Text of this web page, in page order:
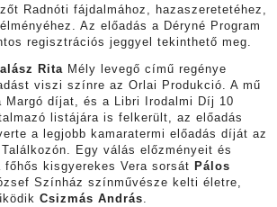
Radnóti fájdalmához, hazaszeretetéhez,
Az előadás a Déryné Program
regisztrációs jeggyel tekinthető meg.
RitaMély levegő című regénye
viszi színre az Orlai Produkció. A mű
Margó díjat, és a Libri Irodalmi Díj 10
listájára is felkerült, az előadás
a legjobb kamaratermi előadás díját az
Egy válás előzményeit és
főhős kisgyerekes Vera sorsát Pálos
Színház színművésze kelti életre,
Csizmás András.